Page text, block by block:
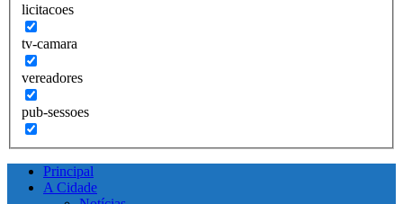
licitacoes
tv-camara
vereadores
pub-sessoes
Principal
A Cidade